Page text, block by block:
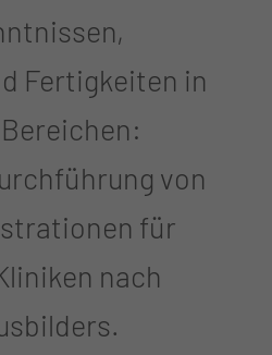
Fertigkeiten in
von
für
nach